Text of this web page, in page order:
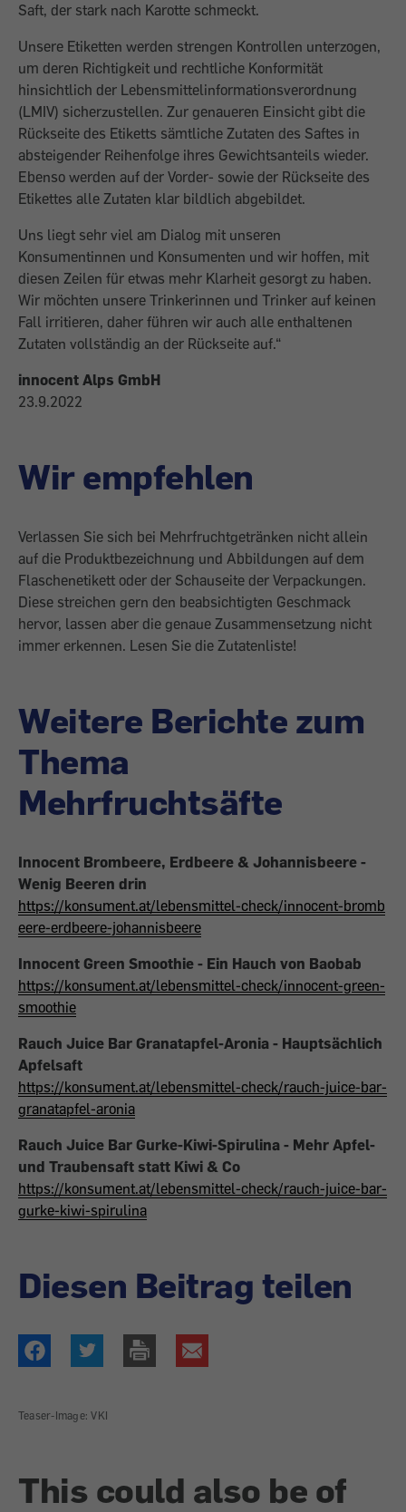
Saft, der stark nach Karotte schmeckt.
Unsere Etiketten werden strengen Kontrollen unterzogen,
um deren Richtigkeit und rechtliche Konformität
hinsichtlich der Lebensmittelinformationsverordnung
(LMIV) sicherzustellen. Zur genaueren Einsicht gibt die
Rückseite des Etiketts sämtliche Zutaten des Saftes in
absteigender Reihenfolge ihres Gewichtsanteils wieder.
Ebenso werden auf der Vorder- sowie der Rückseite des
Etikettes alle Zutaten klar bildlich abgebildet.
Uns liegt sehr viel am Dialog mit unseren
Konsumentinnen und Konsumenten und wir hoffen, mit
diesen Zeilen für etwas mehr Klarheit gesorgt zu haben.
Wir möchten unsere Trinkerinnen und Trinker auf keinen
Fall irritieren, daher führen wir auch alle enthaltenen
Zutaten vollständig an der Rückseite auf.“
innocent Alps GmbH
23.9.2022
Wir empfehlen
Verlassen Sie sich bei Mehrfruchtgetränken nicht allein
auf die Produktbezeichnung und Abbildungen auf dem
Flaschenetikett oder der Schauseite der Verpackungen.
Diese streichen gern den beabsichtigten Geschmack
hervor, lassen aber die genaue Zusammensetzung nicht
immer erkennen. Lesen Sie die Zutatenliste!
Weitere Berichte zum
Thema
Mehrfruchtsäfte
Innocent Brombeere, Erdbeere & Johannisbeere -
Wenig Beeren drin
https://konsument.at/lebensmittel-check/innocent-bromb
eere-erdbeere-johannisbeere
Innocent Green Smoothie - Ein Hauch von Baobab
https://konsument.at/lebensmittel-check/innocent-green-
smoothie
Rauch Juice Bar Granatapfel-Aronia - Hauptsächlich
Apfelsaft
https://konsument.at/lebensmittel-check/rauch-juice-bar-
granatapfel-aronia
Rauch Juice Bar Gurke-Kiwi-Spirulina - Mehr Apfel-
und Traubensaft statt Kiwi & Co
https://konsument.at/lebensmittel-check/rauch-juice-bar-
gurke-kiwi-spirulina
Diesen Beitrag teilen
Teaser-Image: VKI
This could also be of